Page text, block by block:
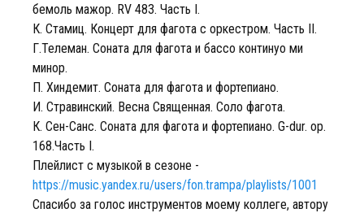
бемоль мажор. RV 483. Часть I.
К. Стамиц. Концерт для фагота с оркестром. Часть II.
Г.Телеман. Соната для фагота и бассо континуо ми
минор.
П. Хиндемит. Соната для фагота и фортепиано.
И. Стравинский. Весна Священная. Соло фагота.
К. Сен-Санс. Соната для фагота и фортепиано. G-dur. op.
168.Часть I.
Плейлист с музыкой в сезоне -
https://music.yandex.ru/users/fon.trampa/playlists/1001
Спасибо за голос инструментов моему коллеге, автору